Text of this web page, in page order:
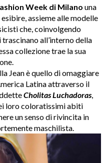
Week di Milano una
assieme alle modelle
che, coinvolgendo
all’interno della
collezione trae la sua
Jean è quello di omaggiare
Latina attraverso il
CholitasLuchadoras
loro coloratissimi abiti
un senso di rivincita in
maschilista.